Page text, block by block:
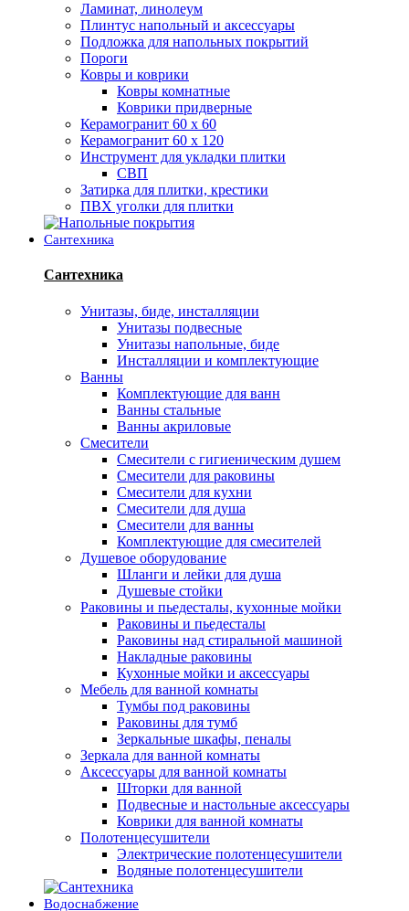
Ламинат, линолеум
Плинтус напольный и аксессуары
Подложка для напольных покрытий
Пороги
Ковры и коврики
Ковры комнатные
Коврики придверные
Керамогранит 60 х 60
Керамогранит 60 х 120
Инструмент для укладки плитки
СВП
Затирка для плитки, крестики
ПВХ уголки для плитки
Сантехника
Сантехника
Унитазы, биде, инсталляции
Унитазы подвесные
Унитазы напольные, биде
Инсталляции и комплектующие
Ванны
Комплектующие для ванн
Ванны стальные
Ванны акриловые
Смесители
Смесители с гигиеническим душем
Смесители для раковины
Смесители для кухни
Смесители для душа
Смесители для ванны
Комплектующие для смесителей
Душевое оборудование
Шланги и лейки для душа
Душевые стойки
Раковины и пьедесталы, кухонные мойки
Раковины и пьедесталы
Раковины над стиральной машиной
Накладные раковины
Кухонные мойки и аксессуары
Мебель для ванной комнаты
Тумбы под раковины
Раковины для тумб
Зеркальные шкафы, пеналы
Зеркала для ванной комнаты
Аксессуары для ванной комнаты
Шторки для ванной
Подвесные и настольные аксессуары
Коврики для ванной комнаты
Полотенцесушители
Электрические полотенцесушители
Водяные полотенцесушители
Водоснабжение